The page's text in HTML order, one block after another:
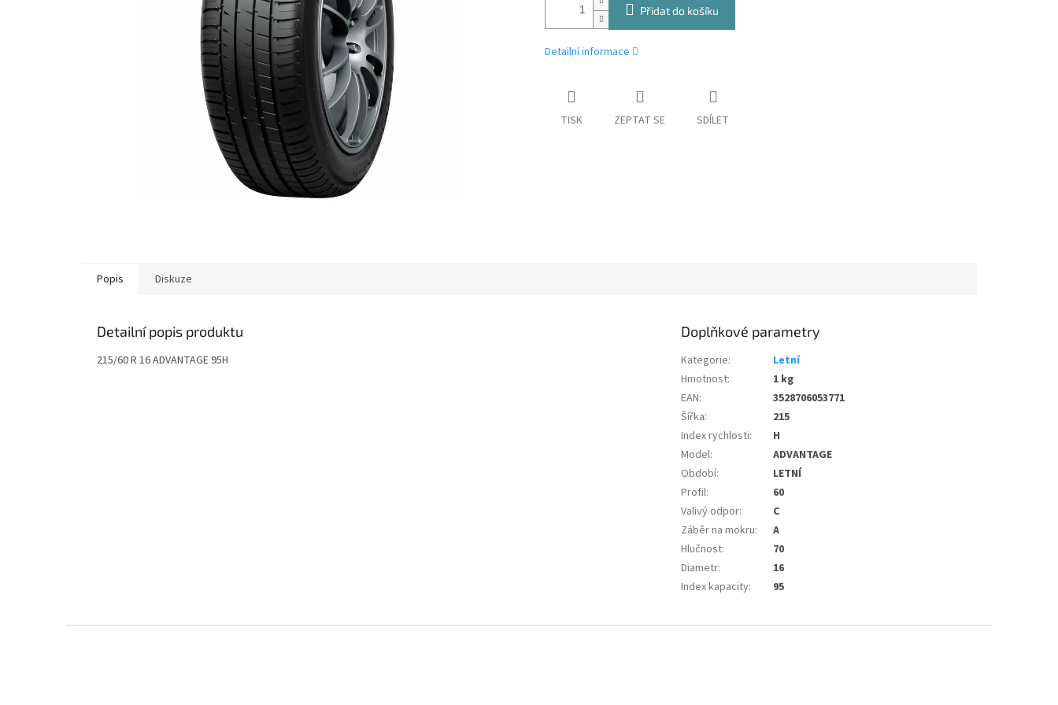
Přidat do košíku
Detailní informace
TISK ZEPTAT SE SDÍLET
Popis Diskuze
Detailní popis produktu
215/60 R 16 ADVANTAGE 95H
Doplňkové parametry
Kategorie:
Letní
Hmotnost:
1 kg
EAN:
3528706053771
Šířka:
215
Index rychlosti:
H
Model:
ADVANTAGE
Období:
LETNÍ
Profil:
60
Valivý odpor:
C
Záběr na mokru:
A
Hlučnost:
70
Diametr:
16
Index kapacity: 95